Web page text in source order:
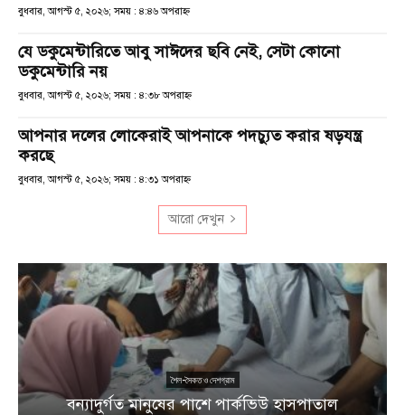
বুধবার, আগস্ট ৫, ২০২৬; সময় : ৪:৪৬ অপরাহ্ণ
যে ডকুমেন্টারিতে আবু সাঈদের ছবি নেই, সেটা কোনো
ডকুমেন্টারি নয়
বুধবার, আগস্ট ৫, ২০২৬; সময় : ৪:৩৮ অপরাহ্ণ
আপনার দলের লোকেরাই আপনাকে পদচ্যুত করার ষড়যন্ত্র
করছে
বুধবার, আগস্ট ৫, ২০২৬; সময় : ৪:৩১ অপরাহ্ণ
আরো দেখুন
শৈল-সৈকত ও দেশগ্রাম
বন্যাদুর্গত মানুষের পাশে পার্কভিউ হাসপাতাল